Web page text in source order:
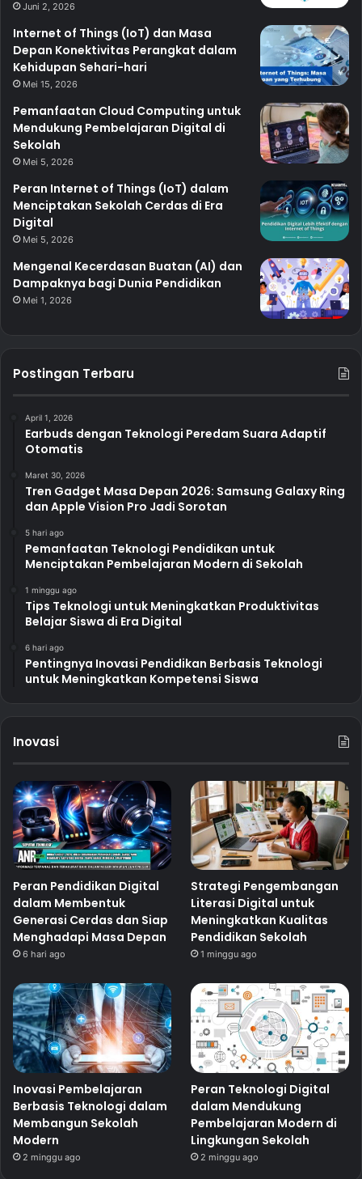
Juni 2, 2026
Internet of Things (IoT) dan Masa
Depan Konektivitas Perangkat dalam
Kehidupan Sehari-hari
Mei 15, 2026
Pemanfaatan Cloud Computing untuk
Mendukung Pembelajaran Digital di
Sekolah
Mei 5, 2026
Peran Internet of Things (IoT) dalam
Menciptakan Sekolah Cerdas di Era
Digital
Mei 5, 2026
Mengenal Kecerdasan Buatan (AI) dan
Dampaknya bagi Dunia Pendidikan
Mei 1, 2026
Postingan Terbaru
April 1, 2026
Earbuds dengan Teknologi Peredam Suara Adaptif
Otomatis
Maret 30, 2026
Tren Gadget Masa Depan 2026: Samsung Galaxy Ring
dan Apple Vision Pro Jadi Sorotan
5 hari ago
Pemanfaatan Teknologi Pendidikan untuk
Menciptakan Pembelajaran Modern di Sekolah
1 minggu ago
Tips Teknologi untuk Meningkatkan Produktivitas
Belajar Siswa di Era Digital
6 hari ago
Pentingnya Inovasi Pendidikan Berbasis Teknologi
untuk Meningkatkan Kompetensi Siswa
Inovasi
Peran Pendidikan Digital
dalam Membentuk
Generasi Cerdas dan Siap
Menghadapi Masa Depan
6 hari ago
Strategi Pengembangan
Literasi Digital untuk
Meningkatkan Kualitas
Pendidikan Sekolah
1 minggu ago
Inovasi Pembelajaran
Berbasis Teknologi dalam
Membangun Sekolah
Modern
2 minggu ago
Peran Teknologi Digital
dalam Mendukung
Pembelajaran Modern di
Lingkungan Sekolah
2 minggu ago